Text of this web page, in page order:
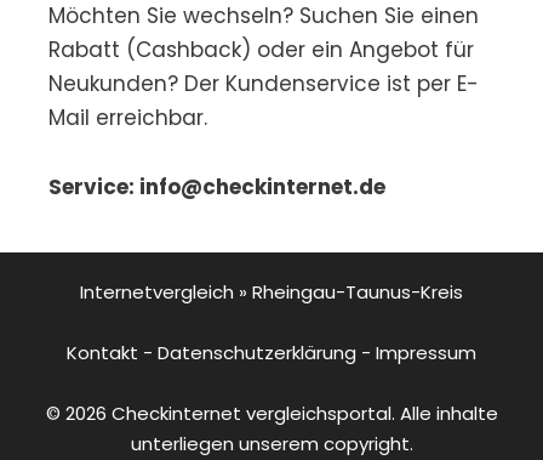
Möchten Sie wechseln? Suchen Sie einen
Rabatt (Cashback) oder ein Angebot für
Neukunden? Der Kundenservice ist per E-
Mail erreichbar.
Service: info@checkinternet.de
Internetvergleich » Rheingau-Taunus-Kreis
Kontakt - Datenschutzerklärung - Impressum
© 2026 Checkinternet vergleichsportal. Alle inhalte
unterliegen unserem copyright.